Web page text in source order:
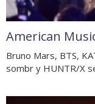
American
Bruno Mars, BTS,
sombr y HUNTR/X